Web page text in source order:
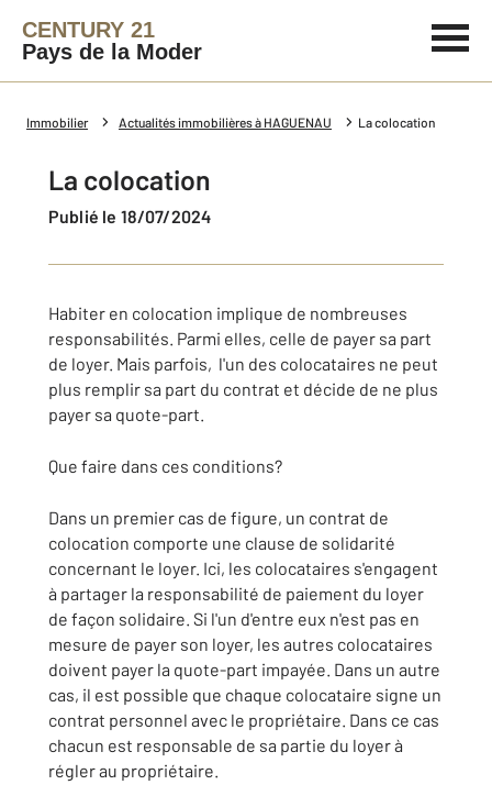
CENTURY 21
Pays de la Moder
Immobilier Actualités immobilières à HAGUENAU La colocation
La colocation
Publié le 18/07/2024
Habiter en colocation implique de nombreuses
responsabilités. Parmi elles, celle de payer sa part
de loyer. Mais parfois, l'un des colocataires ne peut
plus remplir sa part du contrat et décide de ne plus
payer sa quote-part.
Que faire dans ces conditions?
Dans un premier cas de figure, un contrat de
colocation comporte une clause de solidarité
concernant le loyer. Ici, les colocataires s'engagent
à partager la responsabilité de paiement du loyer
de façon solidaire. Si l'un d'entre eux n'est pas en
mesure de payer son loyer, les autres colocataires
doivent payer la quote-part impayée. Dans un autre
cas, il est possible que chaque colocataire signe un
contrat personnel avec le propriétaire. Dans ce cas
chacun est responsable de sa partie du loyer à
régler au propriétaire.